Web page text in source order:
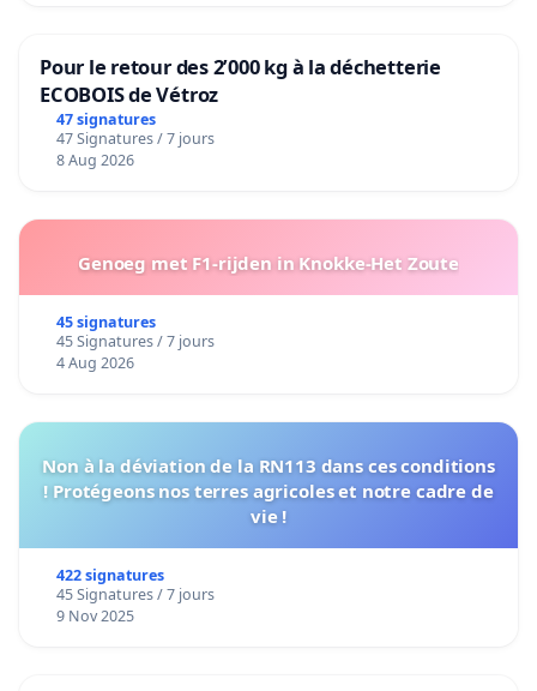
Pour le retour des 2’000 kg à la déchetterie
ECOBOIS de Vétroz
47 signatures
47 Signatures / 7 jours
8 Aug 2026
Genoeg met F1-rijden in Knokke-Het Zoute
45 signatures
45 Signatures / 7 jours
4 Aug 2026
Non à la déviation de la RN113 dans ces conditions
! Protégeons nos terres agricoles et notre cadre de
vie !
422 signatures
45 Signatures / 7 jours
9 Nov 2025